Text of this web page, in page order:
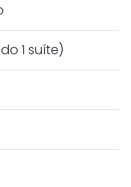
1 suíte)